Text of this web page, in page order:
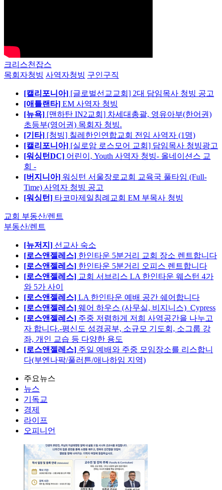
크리스천잡스
목회자청빙 사역자청빙 구인구직
[캘리포니아] [글로벌선교교회] 2대 담임목사 청빙 공고
[애틀랜타] EM 사역자 청빙
[뉴욕] [맨하탄 IN2교회] 차세대총괄, 영유아부(한어권)
초등부(영어권) 목회자 청빙.
[기타] [청빙] 칠레한인연합교회 전임 사역자 (1명)
[캘리포니아] [실로암 로스모어 교회] 담임목사 청빙광고
[워싱턴DC] 어린이, Youth 사역자 청빙- 올네이션스 교
회 -
[버지니아] 워싱턴 서울장로교회 교육국 풀타임 (Full-
Time) 사역자 청빙 공고
[워싱턴] 타코마제일침례교회 EM 부목사 청빙
교회 부동산/렌트
부동산/렌트
[뉴저지] 선교사 숙소
[로스앤젤레스] 한인타운 5분거리 교회 장소 렌트합니다
[로스앤젤레스] 한인타운 5분거리 오피스 렌트합니다
[로스앤젤레스] 교회 서브리스 LA 한인타운 웨스턴 4가
와 5가 사이
[로스앤젤레스] LA 한인타운 예배 공간 쉐어합니다
[로스앤젤레스] 웨어 하우스 (사무실, 비지니스)_Cypress
[로스앤젤레스] 주중 저렴하게 저희 사역공간을 나누고
자 합니다.-평신도 성경공부, 소규모 기도회, 소그룹 강
좌, 개인 교습 등 다양한 용도
[로스앤젤레스] 주일 예배와 주중 모임장소를 리스합니
다(부엔나팍/풀러튼/애나하임 지역)
주요뉴스
뉴스
기독교
경제
라이프
오피니언